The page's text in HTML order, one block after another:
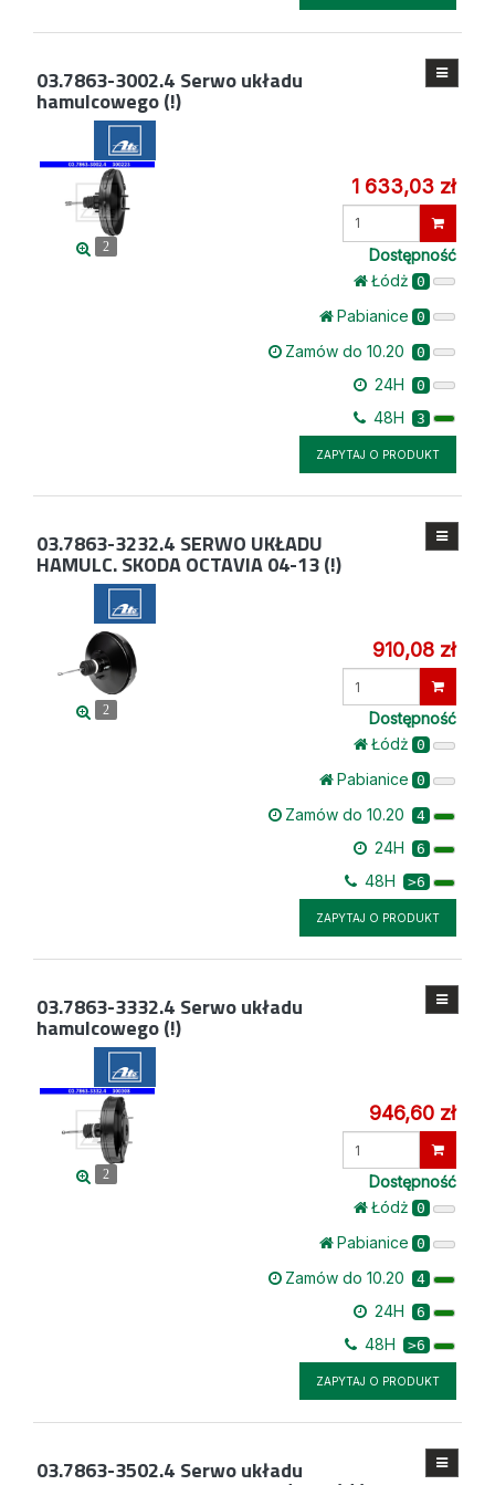
03.7863-3002.4 Serwo układu
hamulcowego (!)
2
1 633,03 zł
Wprowadź
Dostępność
Łódż 0
Pabianice 0
Zamów do 10.20 0
24H 0
48H 3
ZAPYTAJ O PRODUKT
03.7863-3232.4 SERWO UKŁADU
HAMULC. SKODA OCTAVIA 04-13 (!)
2
910,08 zł
Dostępność
Łódż 0
Pabianice 0
Zamów do 10.20 4
24H 6
48H >6
ZAPYTAJ O PRODUKT
03.7863-3332.4 Serwo układu
hamulcowego (!)
2
946,60 zł
Dostępność
Łódż 0
Pabianice 0
Zamów do 10.20 4
24H 6
48H >6
ZAPYTAJ O PRODUKT
03.7863-3502.4 Serwo układu